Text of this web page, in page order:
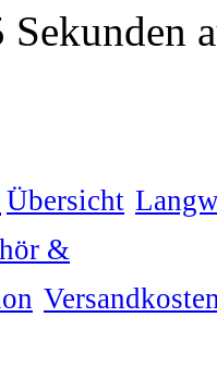
Sekunden
Übersicht
&